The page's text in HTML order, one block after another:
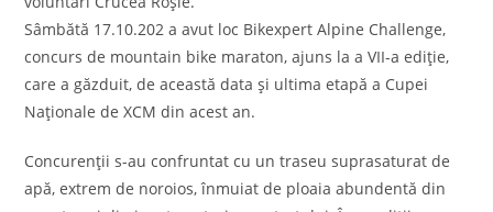
Sâmbătă 17.10.202 a avut loc Bikexpert Alpine Challenge,
concurs de mountain bike maraton, ajuns la a VII-a ediție,
care a găzduit, de această data și ultima etapă a Cupei
Naționale de XCM din acest an.
Concurenții s-au confruntat cu un traseu suprasaturat de
apă, extrem de noroios, înmuiat de ploaia abundentă din